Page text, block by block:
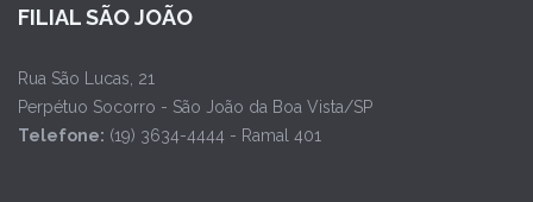
FILIAL SÃO JOÃO
Rua São Lucas, 21
Perpétuo Socorro - São João da Boa Vista/SP
Telefone: (19) 3634-4444 - Ramal 401